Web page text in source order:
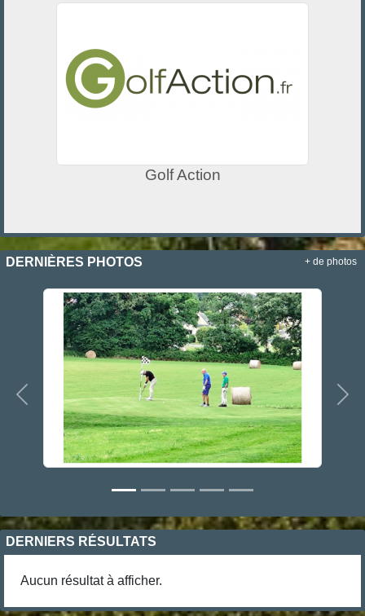
Golf Action
DERNIÈRES PHOTOS
Précedent
+ de photos
DERNIERS RÉSULTATS
Aucun résultat à afficher.